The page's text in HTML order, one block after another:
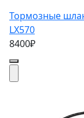
Тормозные
LX570
8400₽